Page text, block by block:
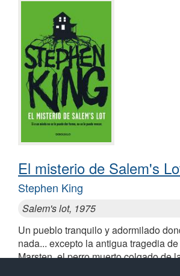
El misterio de Salem's
Stephen King
Salem's lot, 1975
Un pueblo tranquilo y adormilado
nada... excepto la antigua tragedia
Marsten, el perro muerto colgado de
cementerio, los niños que